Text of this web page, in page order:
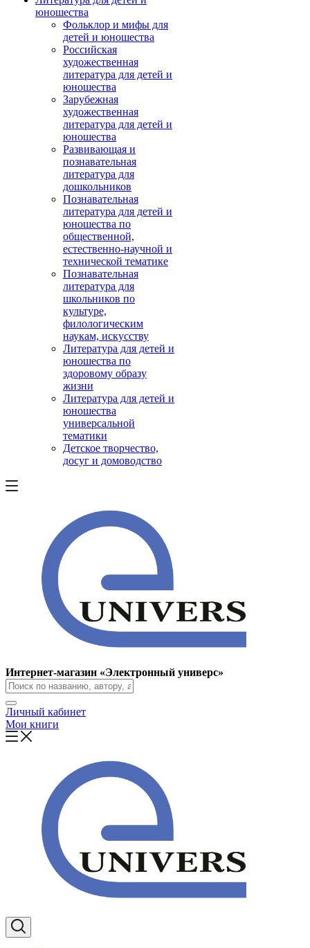
юношества
Фольклор и мифы для
детей и юношества
Российская
художественная
литература для детей и
юношества
Зарубежная
художественная
литература для детей и
юношества
Развивающая и
познавательная
литература для
дошкольников
Познавательная
литература для детей и
юношества по
общественной,
естественно-научной и
технической тематике
Познавательная
литература для
школьников по
культуре,
филологическим
наукам, искусству
Литература для детей и
юношества по
здоровому образу
жизни
Литература для детей и
юношества
универсальной
тематики
Детское творчество,
досуг и домоводство
Интернет-магазин «Электронный универс»
Личный кабинет
Мои книги